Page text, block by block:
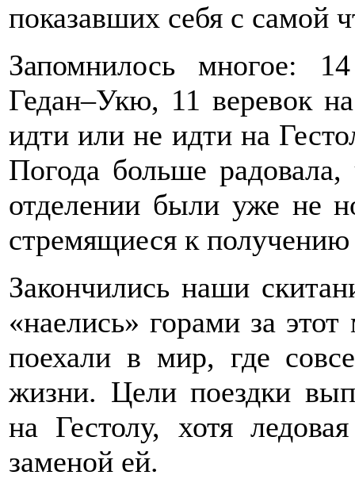
показавших себя с самой
Запомнилось многое:
Гедан–Укю, 11 веревок
идти или не идти на
Погода больше
отделении были уже не
стремящиеся к получению
Закончились наши
«наелись» горами за
поехали в мир, где
жизни. Цели поездки
на Гестолу, хотя
заменой ей.